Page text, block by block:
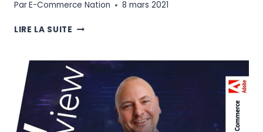
ParE-Commerce Nation 8 mars 2021
LIRE LA SUITE PRÉFÉRENCES
:
COMMENT
LES
FRANÇAIS
CONSOMMENT-
ILS